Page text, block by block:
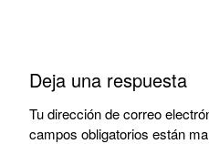
Deja una respuesta
Tu dirección de correo
campos obligatorios están